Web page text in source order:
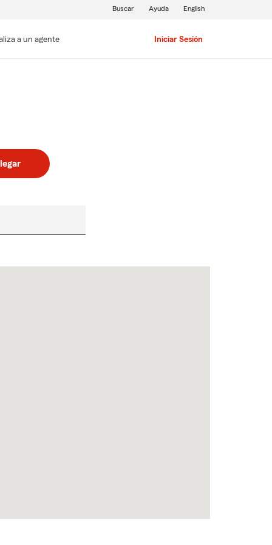
a un agente Iniciar Sesión
Buscar Ayuda English